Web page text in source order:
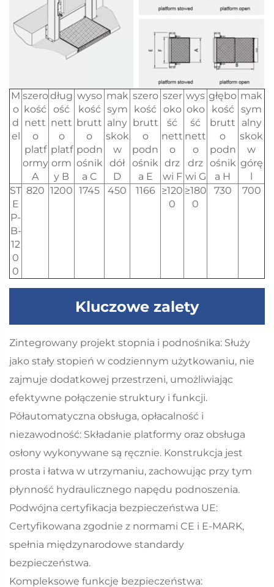
M
o
d
el
szero
kość
nett
o
platf
ormy
A
dług
ość
nett
o
platf
orm
y B
wyso
kość
brutt
o
podn
ośnik
a C
mak
sym
alny
skok
w
dół
D
szero
kość
brutt
o
podn
ośnik
a E
szer
oko
ść
nett
o
drz
wi F
wys
oko
ść
nett
o
drz
wi G
głębo
kość
brutt
o
podn
ośnik
a H
mak
sym
alny
skok
w
górę
ST
E
P-
B-
12
0
0
820 1200 1745 450 1166
≥120
0
≥180
0
730 700
Kluczowe zalety
Zintegrowany projekt stopnia i podnośnika: Służy
jako stały stopień w codziennym użytkowaniu, nie
zajmuje dodatkowej przestrzeni, umożliwiając
efektywne połączenie struktury i funkcji.
Półautomatyczna obsługa, opłacalność i
niezawodność: Składanie platformy oraz obsługa
osłony wykonywane są ręcznie. Konstrukcja jest
prosta i łatwa w utrzymaniu, zachowując przy tym
płynność hydraulicznego napędu podnoszenia.
Podwójna certyfikacja bezpieczeństwa UE:
Certyfikowana zgodnie z normami CE i E-MARK,
spełnia międzynarodowe standardy
bezpieczeństwa.
Kompleksowe funkcje bezpieczeństwa: